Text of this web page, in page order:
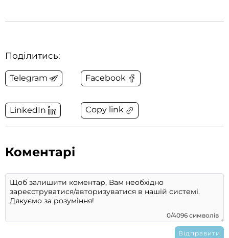
Поділитись:
Telegram Facebook
LinkedIn Copy link
Коментарі
0/4096 символів